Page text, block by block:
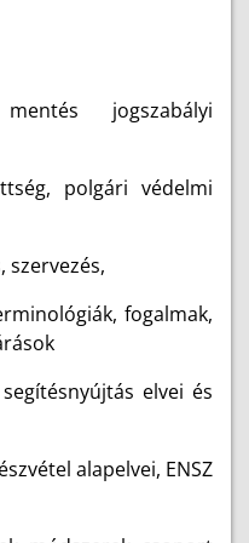
jogszabályi
polgári védelmi
szervezés,
fogalmak,
elvei és
alapelvei, ENSZ